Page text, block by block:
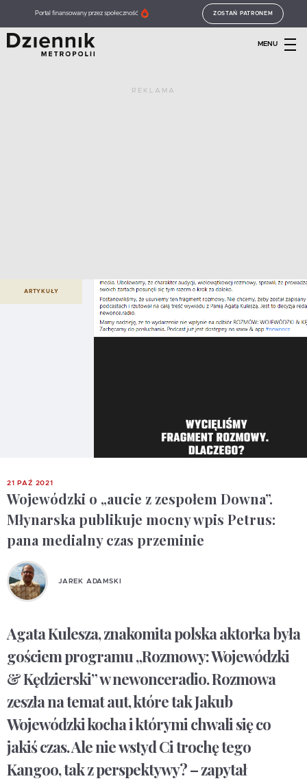
Portal finansowany przez społeczność ZOSTAŃ PATRONEM
MENU
REKLAMA
ARTYKUŁY
21 PAŹ 2021
Wojewódzki o „aucie z zespołem Downa”.
Młynarska publikuje mocny wpis Petrus:
pana medialny czas przeminie
JAREK ADAMSKI
Agata Kulesza, znakomita polska aktorka była
gościem programu „Rozmowy: Wojewódzki
& Kędzierski” w newonceradio. Rozmowa
zeszła na temat aut, które tak Jakub
Wojewódzki kocha i którymi chwali się co
jakiś czas. Ale nie wstyd Ci trochę tego
Kangoo, tak z perspektywy? – zapytał